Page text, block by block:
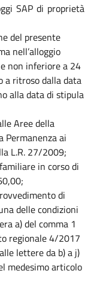
SAP di proprietà
del presente
nell’alloggio
non inferiore a 24
a ritroso dalla data
alla data di stipula
Aree della
Permanenza ai
L.R. 27/2009;
in corso di
di
delle condizioni
a) del comma 1
regionale 4/2017
lettere da b) a j)
medesimo articolo